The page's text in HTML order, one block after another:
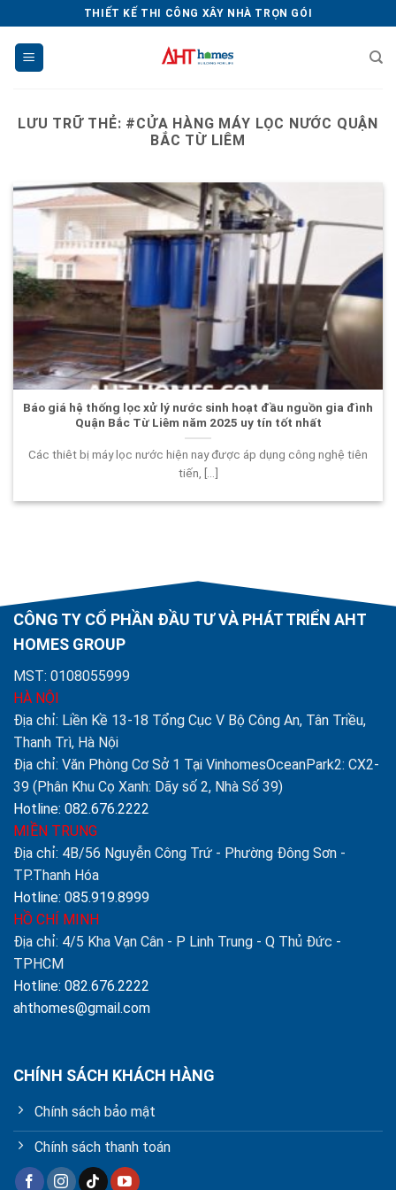
dung
THIẾT KẾ THI CÔNG XÂY NHÀ TRỌN GÓI
LƯU TRỮ THẺ: #CỬA HÀNG MÁY LỌC NƯỚC QUẬN
BẮC TỪ LIÊM
Báo giá hệ thống lọc xử lý nước sinh hoạt đầu nguồn gia đình
Quận Bắc Từ Liêm năm 2025 uy tín tốt nhất
Các thiêt bị máy lọc nước hiện nay được áp dụng công nghệ tiên
tiến, [...]
CÔNG TY CỔ PHẦN ĐẦU TƯ VÀ PHÁT TRIỂN AHT
HOMES GROUP
MST: 0108055999
HÀ NỘI
Địa chỉ: Liền Kề 13-18 Tổng Cục V Bộ Công An, Tân Triều,
Thanh Trì, Hà Nội
Địa chỉ: Văn Phòng Cơ Sở 1 Tại VinhomesOceanPark2: CX2-
39 (Phân Khu Cọ Xanh: Dãy số 2, Nhà Số 39)
Hotline: 082.676.2222
MIỀN TRUNG
Địa chỉ: 4B/56 Nguyễn Công Trứ - Phường Đông Sơn -
TP.Thanh Hóa
Hotline: 085.919.8999
HỒ CHÍ MINH
Địa chỉ: 4/5 Kha Vạn Cân - P Linh Trung - Q Thủ Đức -
TPHCM
Hotline: 082.676.2222
ahthomes@gmail.com
CHÍNH SÁCH KHÁCH HÀNG
Chính sách bảo mật
Chính sách thanh toán